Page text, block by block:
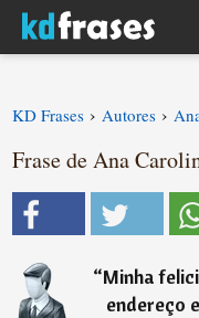
KD Frases › Autores ›
Frase de Ana
“Minha
endereço